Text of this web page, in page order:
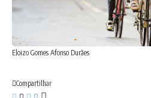
Eloizo Gomes Afonso Durães
Compartilhar